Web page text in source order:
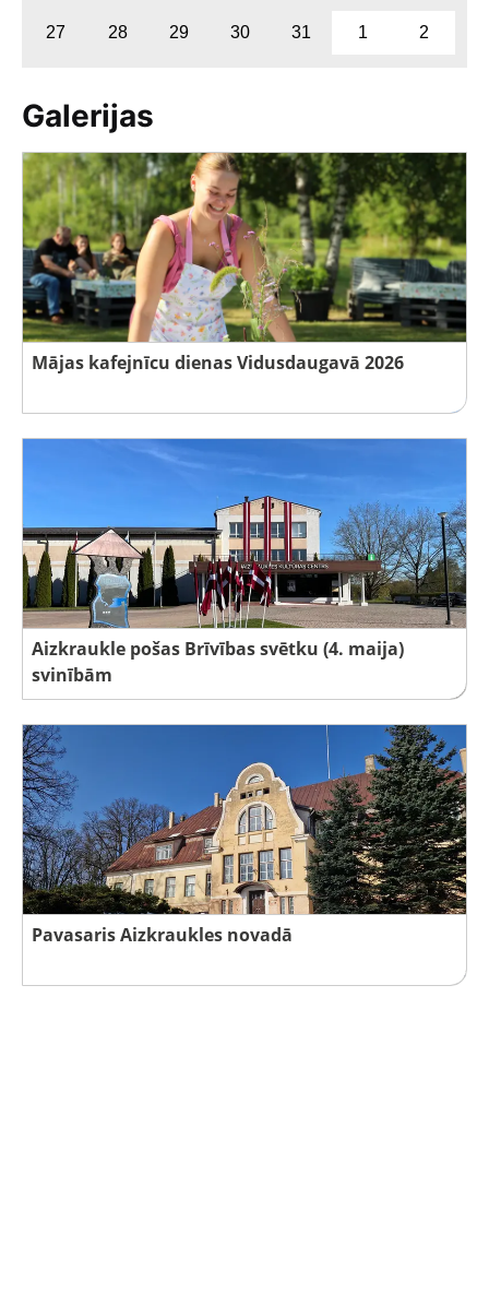
27 28 29 30 31 1 2
Galerijas
Mājas kafejnīcu dienas Vidusdaugavā 2026
Aizkraukle pošas Brīvības svētku (4. maija)
svinībām
Pavasaris Aizkraukles novadā